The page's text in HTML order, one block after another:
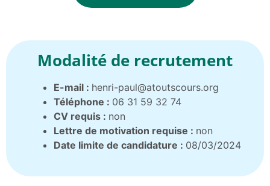
Modalité de recrutement
E-mail : henri-paul@atoutscours.org
Téléphone : 06 31 59 32 74
CV requis : non
Lettre de motivation requise : non
Date limite de candidature : 08/03/2024